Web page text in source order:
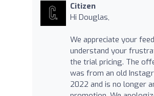
Citizen
Hi Douglas,
We appreciate your
understand your
the trial pricing. The
was from an old
2022 and is no longer